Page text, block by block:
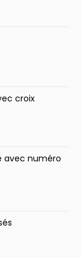
croix
avec numéro